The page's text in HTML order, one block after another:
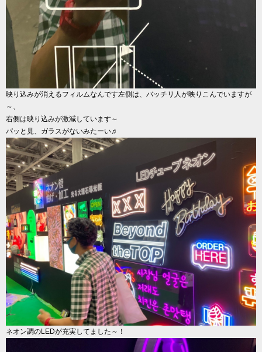
映り込みが消えるフィルムなんです左側は、バッチリ人が映りこんでいますが
～、
右側は映り込みが激減しています～
パッと見、ガラスがないみたーい♬
ネオン調のLEDが充実してました～！